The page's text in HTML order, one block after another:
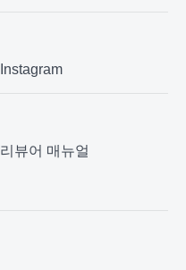
Instagram
리뷰어 매뉴얼